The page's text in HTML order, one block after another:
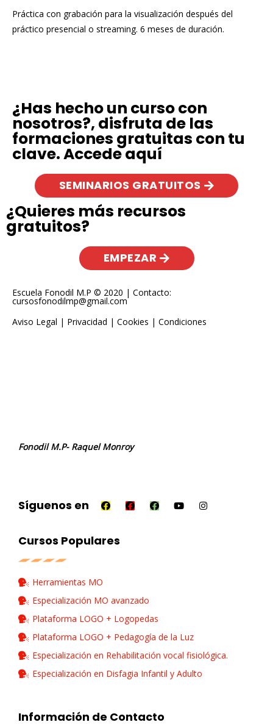
Práctica con grabación para la visualización después del
práctico presencial o streaming. 6 meses de duración.
¿Has hecho un curso con
nosotros?, disfruta de las
formaciones gratuitas con tu
clave. Accede aquí
SEMINARIOS GRATUITOS
¿Quieres más recursos
gratuitos?
EMPEZAR
Escuela Fonodil M.P © 2020 | Contacto:
cursosfonodilmp@gmail.com
Aviso Legal | Privacidad | Cookies | Condiciones
Fonodil M.P- Raquel Monroy
Síguenos en
Cursos Populares
Herramientas MO
Especialización MO avanzado
Plataforma LOGO + Logopedas
Plataforma LOGO + Pedagogía de la Luz
Especialización en Rehabilitación vocal fisiológica.
Especialización en Disfagia Infantil y Adulto
Información de Contacto